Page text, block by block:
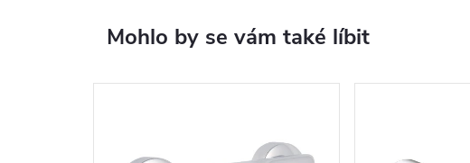
Mohlo by se vám také líbit